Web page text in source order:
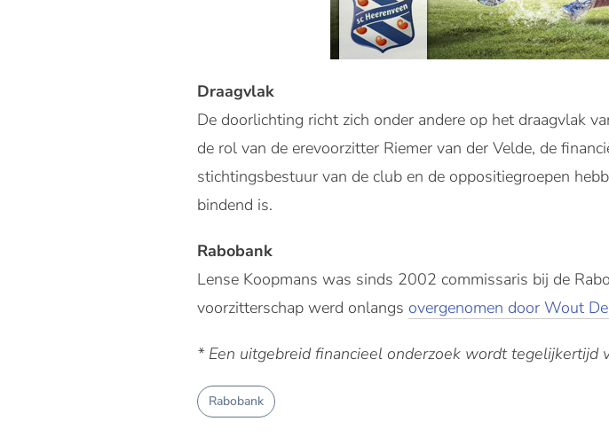
Draagvlak
De doorlichting richt zich onder andere op het draagvlak
de rol van de erevoorzitter Riemer van der Velde, de
stichtingsbestuur van de club en de oppositiegroepen
bindend is.
Rabobank
Lense Koopmans was sinds 2002 commissaris bij de
voorzitterschap werd onlangs overgenomen door Wout
* Een uitgebreid financieel onderzoek wordt tegelijkertijd
Rabobank